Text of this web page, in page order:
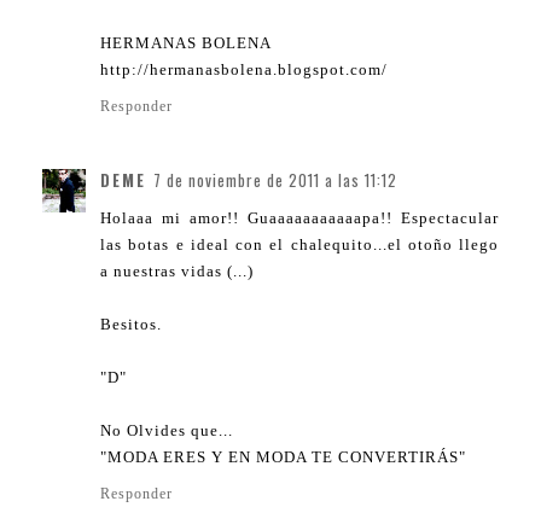
HERMANAS BOLENA
http://hermanasbolena.blogspot.com/
Responder
DEME 7 de noviembre de 2011 a las 11:12
Holaaa mi amor!! Guaaaaaaaaaaapa!! Espectacular
las botas e ideal con el chalequito...el otoño llego
a nuestras vidas (...)
Besitos.
"D"
No Olvides que...
"MODA ERES Y EN MODA TE CONVERTIRÁS"
Responder